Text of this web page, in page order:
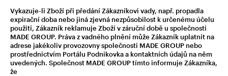
Vykazuje-li Zboží při předání Zákazníkovi vady, např. propadla
expirační doba nebo jiná zjevná nezpůsobilost k určenému účelu
použití, Zákazník reklamuje Zboží v záruční době u společnosti
MADE GROUP. Práva z vadného plnění může Zákazník uplatnit na
adrese jakékoliv provozovny společnosti MADE GROUP nebo
prostřednictvím Portálu Podnikovka a kontaktních údajů na něm
uvedených. Společnost MADE GROUP tímto informuje Zákazníka,
že